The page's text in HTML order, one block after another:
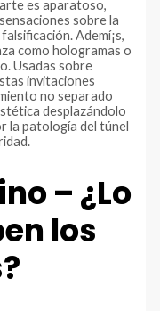
es aparatoso,
sobre la
Ademí¡s,
como hologramas o
Usadas sobre
invitaciones
no separado
desplazándolo
la patologí­a del túnel
– ¿Lo
los